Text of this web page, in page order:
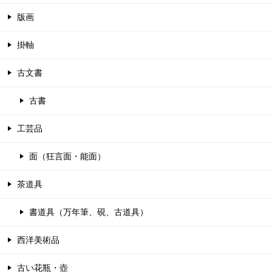
版画
掛軸
古文書
古書
工芸品
面（狂言面・能面）
茶道具
書道具（万年筆、硯、古道具）
西洋美術品
古い花瓶・壺